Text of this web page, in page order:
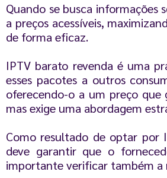
Quando se busca
a preços acessíveis,
de forma eficaz.
IPTV barato revenda é uma
esses pacotes a outros
oferecendo-o a um preço
mas exige uma abordagem
Como resultado de optar por
deve garantir que o
importante verificar também a